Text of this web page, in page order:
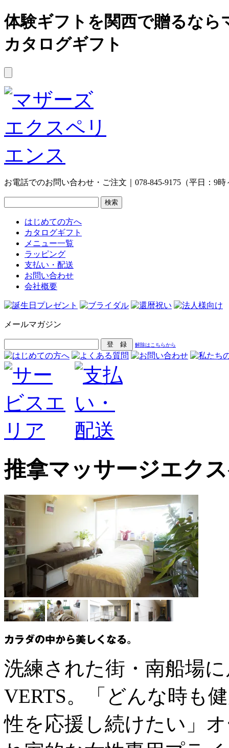
体験ギフトを関西で贈るな
カタログギフト
お電話でのお問い合わせ・ご注文｜078-845-9175（平日：9時
はじめての方へ
カタログギフト
メニュー一覧
ラッピング
支払い・配送
お問い合わせ
会社概要
メールマガジン
解除はこちらから
推拿マッサージエク
洗練された街・南船場
VERTS。「どんな時も
性を応援し続けたい」